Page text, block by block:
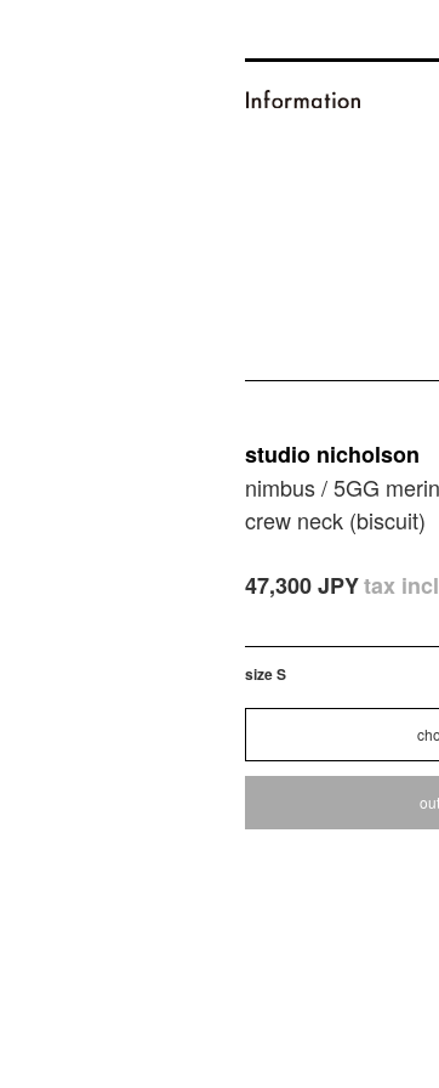
studio nicholson
nimbus / 5GG
crew neck (biscuit)
47,300 JPYtax
size S